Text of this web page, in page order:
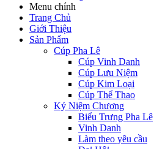
Menu chính
Trang Chủ
Giới Thiệu
Sản Phẩm
Cúp Pha Lê
Cúp Vinh Danh
Cúp Lưu Niệm
Cúp Kim Loại
Cúp Thể Thao
Kỷ Niệm Chương
Biểu Trưng Pha Lê
Vinh Danh
Làm theo yêu cầu